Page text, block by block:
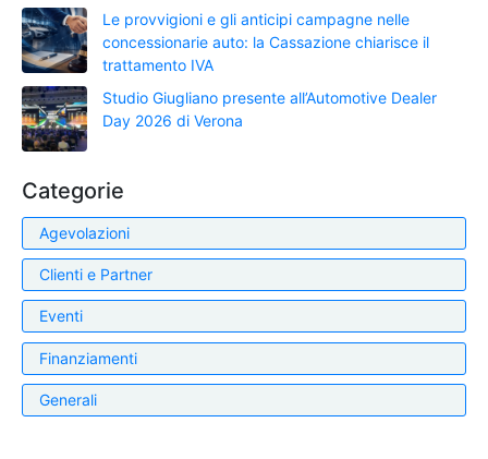
Le provvigioni e gli anticipi campagne nelle
concessionarie auto: la Cassazione chiarisce il
trattamento IVA
Studio Giugliano presente all’Automotive Dealer
Day 2026 di Verona
Categorie
Agevolazioni
Clienti e Partner
Eventi
Finanziamenti
Generali